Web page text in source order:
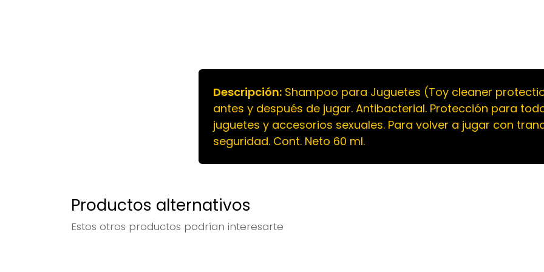
Descripción: Shampoo para Juguetes (Toy cleaner
antes y después de jugar. Antibacterial. Protección para
juguetes y accesorios sexuales. Para volver a jugar con
seguridad. Cont. Neto 60 ml.
Productos alternativos
Estos otros productos podrían interesarte